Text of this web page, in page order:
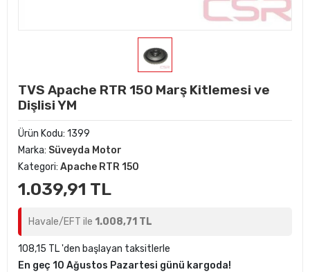
TVS Apache RTR 150 Marş Kitlemesi ve
Dişlisi YM
Ürün Kodu: 1399
Marka: Süveyda Motor
Kategori: Apache RTR 150
1.039,91 TL
Havale/EFT ile 1.008,71 TL
108,15 TL 'den başlayan taksitlerle
En geç 10 Ağustos Pazartesi günü kargoda!